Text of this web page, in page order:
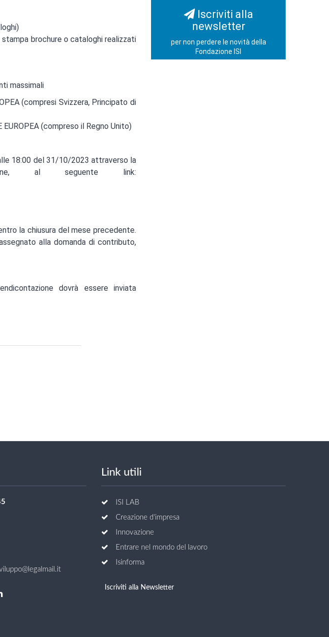
brochure o cataloghi realizzati
massimali
(compresi Svizzera, Principato di
EUROPEA (compreso il Regno Unito)
18:00 del 31/10/2023 attraverso la
al seguente link:
la chiusura del mese precedente.
alla domanda di contributo,
dovrà essere inviata
Iscriviti alla
newsletter
per non perdere le novità della
Fondazione ISI
Link utili
ISI LAB
Creazione d'impresa
Innovazione
Entrare nel mondo del lavoro
Isinforma
Iscriviti alla Newsletter